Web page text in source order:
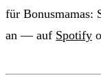
für Bonusmamas:
an — auf Spotify